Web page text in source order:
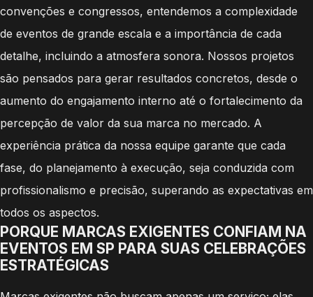
convenções e congressos, entendemos a complexidade
de eventos de grande escala e a importância de cada
detalhe, incluindo a atmosfera sonora. Nossos projetos
são pensados para gerar resultados concretos, desde o
aumento do engajamento interno até o fortalecimento da
percepção de valor da sua marca no mercado. A
experiência prática da nossa equipe garante que cada
fase, do planejamento à execução, seja conduzida com
profissionalismo e precisão, superando as expectativas em
todos os aspectos.
PORQUE MARCAS EXIGENTES CONFIAM NA
EVENTOS EM SP PARA SUAS CELEBRAÇÕES
ESTRATÉGICAS